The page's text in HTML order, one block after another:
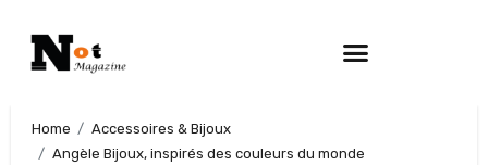
Home
Accessoires & Bijoux
Angèle Bijoux, inspirés des couleurs du monde